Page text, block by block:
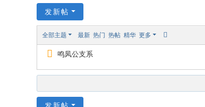
发新帖
全部主题 最新 热门 热帖 精华 更多
鸣凤公支系